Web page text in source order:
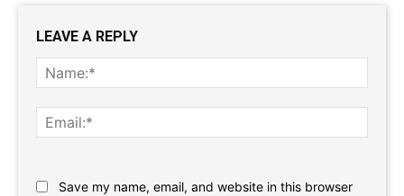
LEAVE A REPLY
Save my name, email, and website in this browser